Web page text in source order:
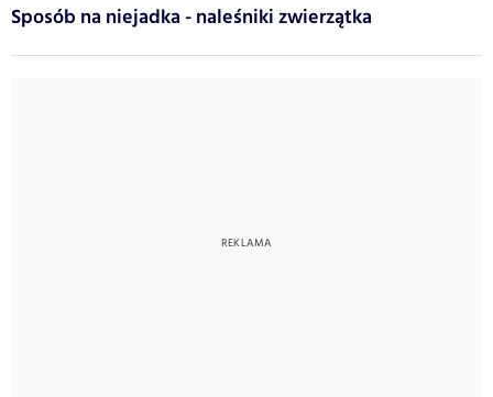
Sposób na niejadka - naleśniki zwierzątka